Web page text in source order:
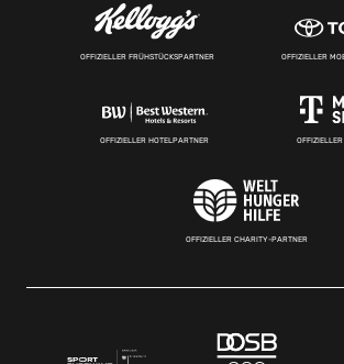
OFFIZIELLER FRÜHSTÜCKSPARTNER OFFIZIELLER
OFFIZIELLER HOTELPARTNER
OFFIZIELLER CHARITY-PARTNER